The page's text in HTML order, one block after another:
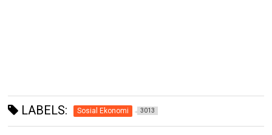
LABELS: Sosial Ekonomi 3013